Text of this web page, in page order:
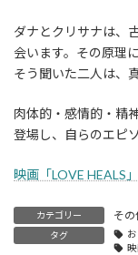
ダナとクリサナは、
会います。その原理
そう聞いた二人は、
肉体的・感情的・精
登場し、自らのエピ
映画「LOVE HEALS
カテゴリー その
タグ